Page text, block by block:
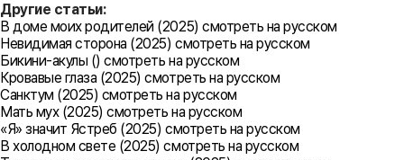
Другие статьи:
В доме моих родителей (2025) смотреть на русском
Невидимая сторона (2025) смотреть на русском
Бикини-акулы () смотреть на русском
Кровавые глаза (2025) смотреть на русском
Санктум (2025) смотреть на русском
Мать мух (2025) смотреть на русском
«Я» значит Ястреб (2025) смотреть на русском
В холодном свете (2025) смотреть на русском